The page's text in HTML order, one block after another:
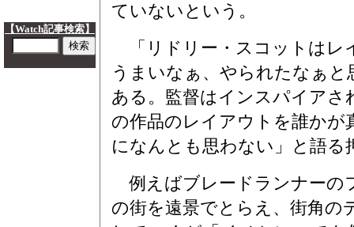
【Watch記事検索】
ていないという。
「リドリー・スコットはレ
うまいなぁ、やられたなぁ
ある。監督はインスパイアさ
の作品のレイアウトを誰かが
になんとも思わない」と語る
例えばブレードランナーの
の街を遠景でとらえ、街角の